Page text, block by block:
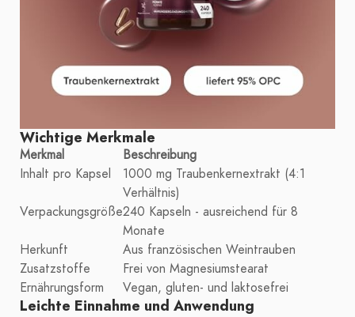
Wichtige Merkmale
Merkmal
Beschreibung
Inhalt pro Kapsel
1000 mg Traubenkernextrakt (4:1
Verhältnis)
Verpackungsgröße240 Kapseln - ausreichend für 8
Monate
Herkunft
Aus französischen Weintrauben
Zusatzstoffe
Frei von Magnesiumstearat
Ernährungsform
Vegan, gluten- und laktosefrei
Leichte Einnahme und Anwendung